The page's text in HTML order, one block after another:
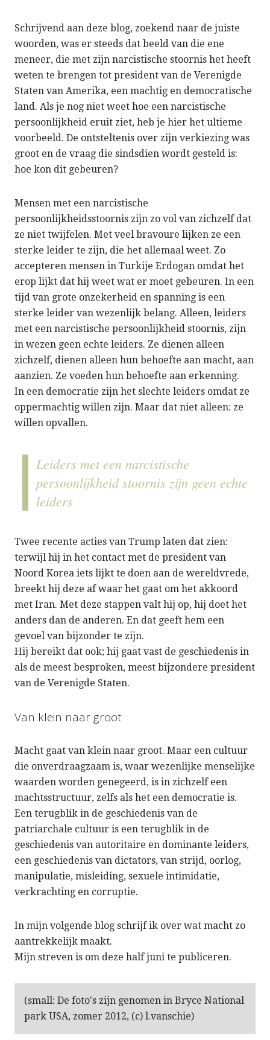
Schrijvend aan deze blog, zoekend naar de juiste
woorden, was er steeds dat beeld van die ene
meneer, die met zijn narcistische stoornis het heeft
weten te brengen tot president van de Verenigde
Staten van Amerika, een machtig en democratische
land. Als je nog niet weet hoe een narcistische
persoonlijkheid eruit ziet, heb je hier het ultieme
voorbeeld. De ontsteltenis over zijn verkiezing was
groot en de vraag die sindsdien wordt gesteld is:
hoe kon dit gebeuren?
Mensen met een narcistische
persoonlijkheidsstoornis zijn zo vol van zichzelf dat
ze niet twijfelen. Met veel bravoure lijken ze een
sterke leider te zijn, die het allemaal weet. Zo
accepteren mensen in Turkije Erdogan omdat het
erop lijkt dat hij weet wat er moet gebeuren. In een
tijd van grote onzekerheid en spanning is een
sterke leider van wezenlijk belang. Alleen, leiders
met een narcistische persoonlijkheid stoornis, zijn
in wezen geen echte leiders. Ze dienen alleen
zichzelf, dienen alleen hun behoefte aan macht, aan
aanzien. Ze voeden hun behoefte aan erkenning.
In een democratie zijn het slechte leiders omdat ze
oppermachtig willen zijn. Maar dat niet alleen: ze
willen opvallen.
Leiders met een narcistische
persoonlijkheid stoornis zijn geen echte
leiders
Twee recente acties van Trump laten dat zien:
terwijl hij in het contact met de president van
Noord Korea iets lijkt te doen aan de wereldvrede,
breekt hij deze af waar het gaat om het akkoord
met Iran. Met deze stappen valt hij op, hij doet het
anders dan de anderen. En dat geeft hem een
gevoel van bijzonder te zijn.
Hij bereikt dat ook; hij gaat vast de geschiedenis in
als de meest besproken, meest bijzondere president
van de Verenigde Staten.
Van klein naar groot
Macht gaat van klein naar groot. Maar een cultuur
die onverdraagzaam is, waar wezenlijke menselijke
waarden worden genegeerd, is in zichzelf een
machtsstructuur, zelfs als het een democratie is.
Een terugblik in de geschiedenis van de
patriarchale cultuur is een terugblik in de
geschiedenis van autoritaire en dominante leiders,
een geschiedenis van dictators, van strijd, oorlog,
manipulatie, misleiding, sexuele intimidatie,
verkrachting en corruptie.
In mijn volgende blog schrijf ik over wat macht zo
aantrekkelijk maakt.
Mijn streven is om deze half juni te publiceren.
(small: De foto's zijn genomen in Bryce National
park USA, zomer 2012, (c) l.vanschie)